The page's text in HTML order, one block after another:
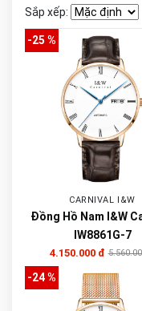
Sắp xếp:
-25 %
CARNIVAL I&W
Đồng Hồ Nam I&W
IW8861G-7
4.150.000 đ
-24 %